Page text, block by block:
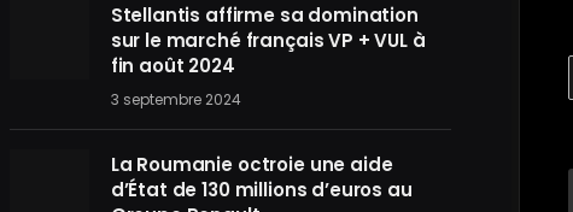
Stellantis affirme sa domination
sur le marché français VP + VUL à
fin août 2024
3 septembre 2024
La Roumanie octroie une aide
d’État de 130 millions d’euros au